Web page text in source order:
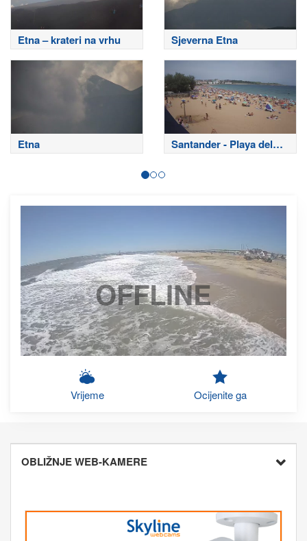
Etna – krateri na vrhu Sjeverna Etna
Etna
Santander - Playa del
Sardinero
OFFLINE
Vrijeme Ocijenite ga
OBLIŽNJE WEB-KAMERE